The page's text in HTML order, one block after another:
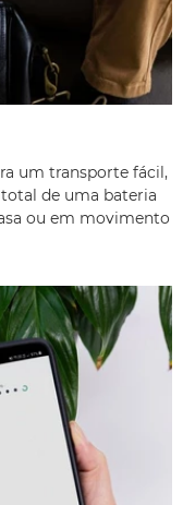
um transporte fácil,
de uma bateria
ou em movimento